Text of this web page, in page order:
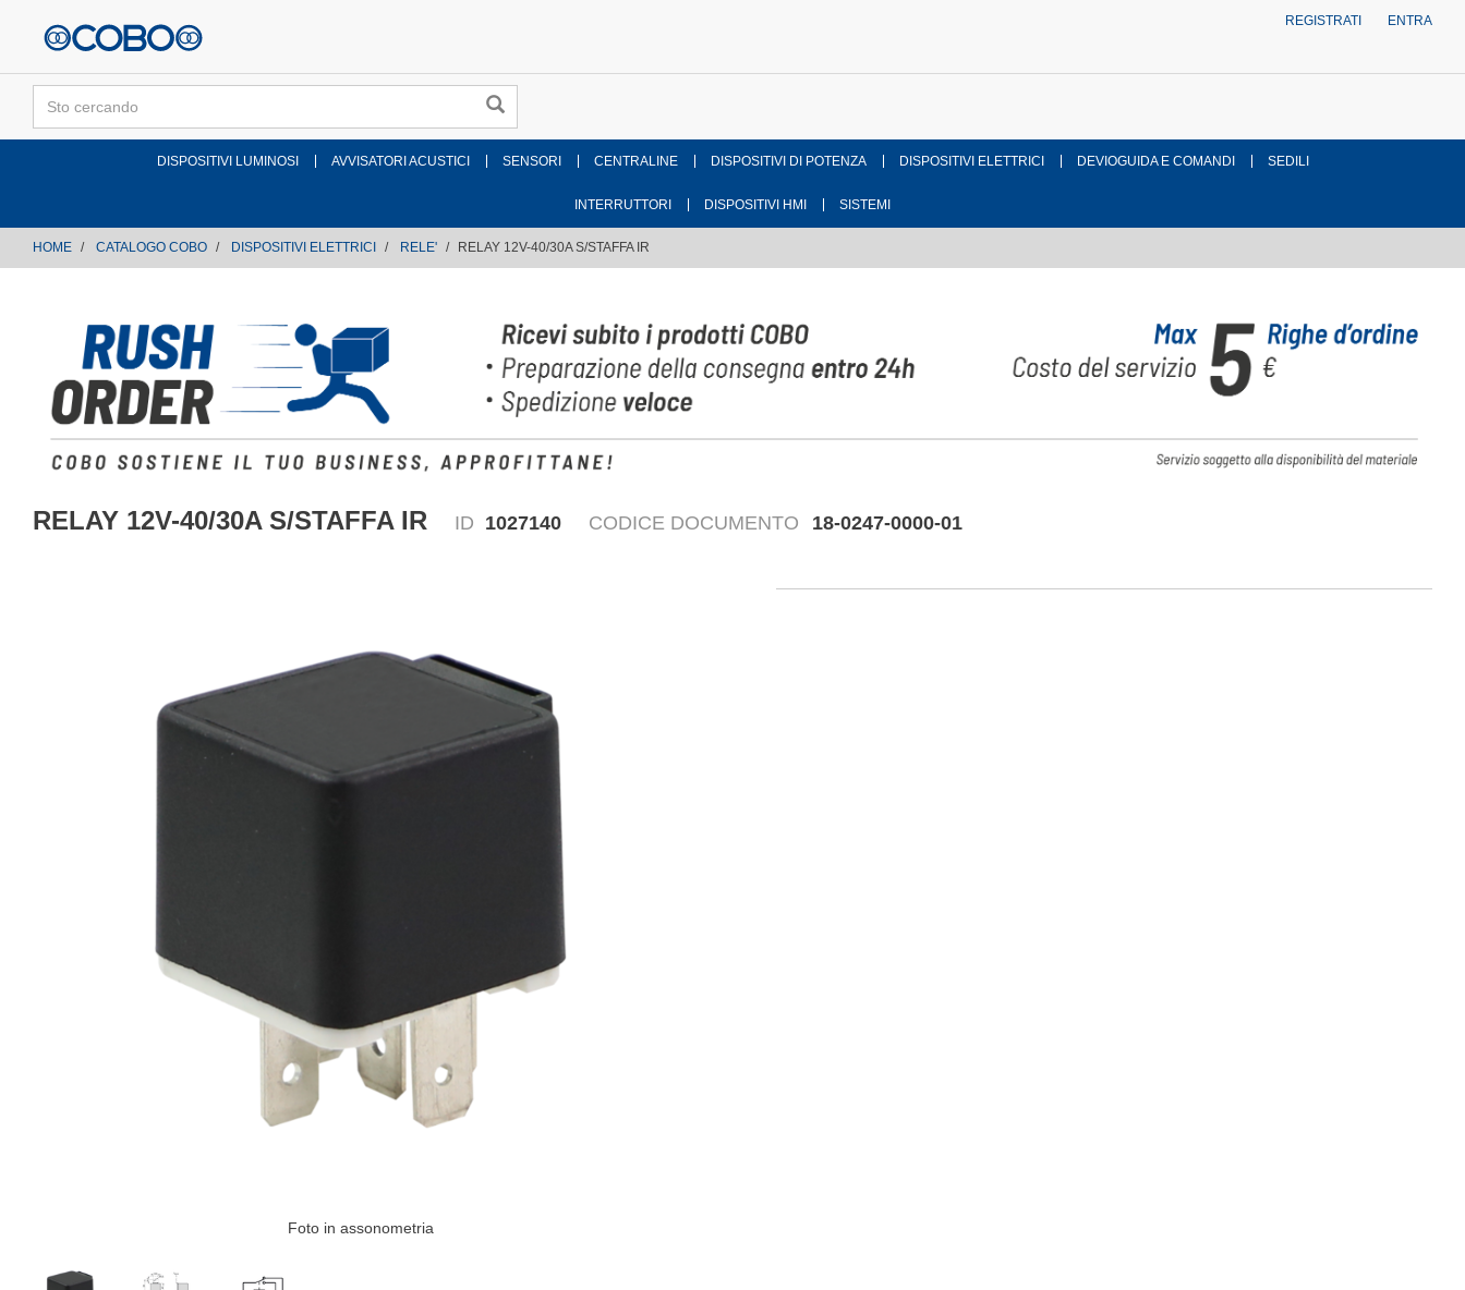
REGISTRATI ENTRA
DISPOSITIVI LUMINOSI AVVISATORI ACUSTICI SENSORI CENTRALINE DISPOSITIVI DI POTENZA DISPOSITIVI ELETTRICI DEVIOGUIDA E COMANDI SEDILI
INTERRUTTORI DISPOSITIVI HMI SISTEMI
HOME CATALOGO COBO DISPOSITIVI ELETTRICI RELE' RELAY 12V-40/30A S/STAFFA IR
RELAY 12V-40/30A S/STAFFA IR ID 1027140 CODICE DOCUMENTO 18-0247-0000-01
Foto in assonometria